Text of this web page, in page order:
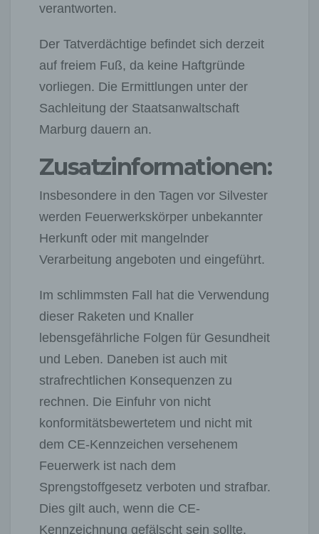
verantworten.
Der Tatverdächtige befindet sich derzeit
auf freiem Fuß, da keine Haftgründe
vorliegen. Die Ermittlungen unter der
Sachleitung der Staatsanwaltschaft
Marburg dauern an.
Zusatzinformationen:
Insbesondere in den Tagen vor Silvester
werden Feuerwerkskörper unbekannter
Herkunft oder mit mangelnder
Verarbeitung angeboten und eingeführt.
Im schlimmsten Fall hat die Verwendung
dieser Raketen und Knaller
lebensgefährliche Folgen für Gesundheit
und Leben. Daneben ist auch mit
strafrechtlichen Konsequenzen zu
rechnen. Die Einfuhr von nicht
konformitätsbewertetem und nicht mit
dem CE-Kennzeichen versehenem
Feuerwerk ist nach dem
Sprengstoffgesetz verboten und strafbar.
Dies gilt auch, wenn die CE-
Kennzeichnung gefälscht sein sollte.